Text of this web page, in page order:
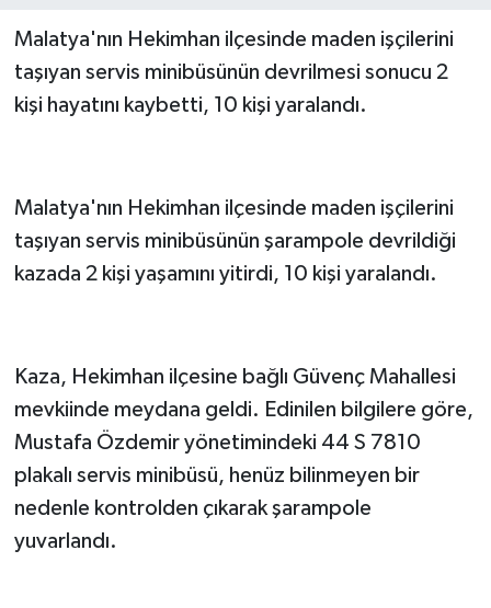
Malatya'nın Hekimhan ilçesinde maden işçilerini
taşıyan servis minibüsünün devrilmesi sonucu 2
kişi hayatını kaybetti, 10 kişi yaralandı.
Malatya'nın Hekimhan ilçesinde maden işçilerini
taşıyan servis minibüsünün şarampole devrildiği
kazada 2 kişi yaşamını yitirdi, 10 kişi yaralandı.
Kaza, Hekimhan ilçesine bağlı Güvenç Mahallesi
mevkiinde meydana geldi. Edinilen bilgilere göre,
Mustafa Özdemir yönetimindeki 44 S 7810
plakalı servis minibüsü, henüz bilinmeyen bir
nedenle kontrolden çıkarak şarampole
yuvarlandı.